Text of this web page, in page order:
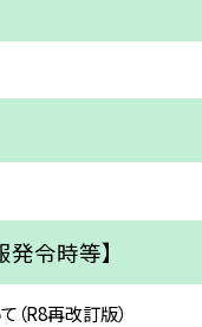
令時等】
R8再改訂版）